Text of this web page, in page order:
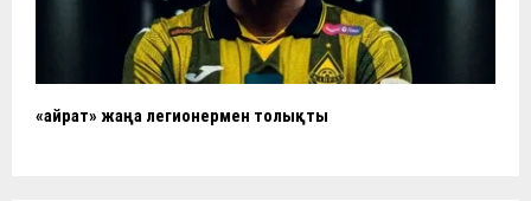
«Қайрат» жаңа легионермен толықты